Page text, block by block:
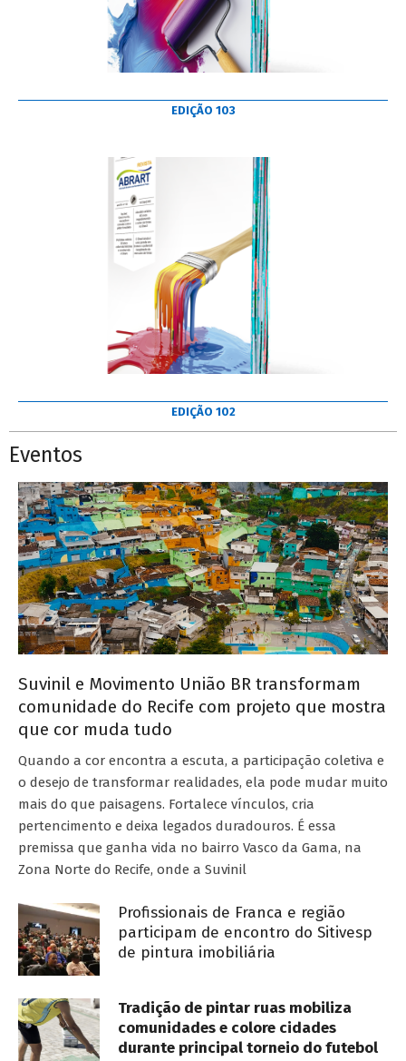
EDIÇÃO 103
EDIÇÃO 102
Eventos
Suvinil e Movimento União BR transformam
comunidade do Recife com projeto que mostra
que cor muda tudo
Quando a cor encontra a escuta, a participação coletiva e
o desejo de transformar realidades, ela pode mudar muito
mais do que paisagens. Fortalece vínculos, cria
pertencimento e deixa legados duradouros. É essa
premissa que ganha vida no bairro Vasco da Gama, na
Zona Norte do Recife, onde a Suvinil
Profissionais de Franca e região
participam de encontro do Sitivesp
de pintura imobiliária
Tradição de pintar ruas mobiliza
comunidades e colore cidades
durante principal torneio do futebol